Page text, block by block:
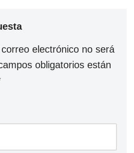
electrónico no será
obligatorios están